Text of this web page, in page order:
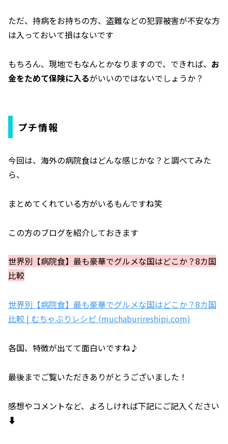
ただ、持病をお持ちの方、盗難などの犯罪被害が不安な方
は入っておいて損はないです
もちろん、現地でもなんとかなりますので、できれば、 お
金をためて保険に入るがいいのではないでしょうか？
プチ情報
今回は、海外の病院食はどんな感じかな？と調べてみた
ら、
まとめてくれている方がいるもんですね笑
この方のブログを紹介しておきます
世界別【病院食】最も豪華でグルメな国はどこか？8カ国
比較
世界別【病院食】最も豪華でグルメな国はどこか？8カ国
比較 | むちゃぶりレシピ (muchaburireshipi.com)
各国、特徴が出てて面白いですね♪
最後までご覧いただきありがとうございました！
感想やコメントなど、よろしければ下記にご記入ください
⬇️